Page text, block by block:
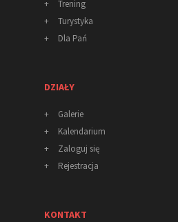
+
Trening
+
Turystyka
+
Dla Pań
DZIAŁY
+
Galerie
+
Kalendarium
+
Zaloguj się
+
Rejestracja
KONTAKT